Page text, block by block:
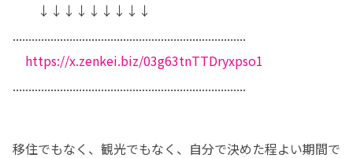
↓↓↓↓↓↓↓↓↓
..........................................................................
https://x.zenkei.biz/03g63tnTTDryxpso1
..........................................................................
移住でもなく、観光でもなく、自分で決めた程よい期間で